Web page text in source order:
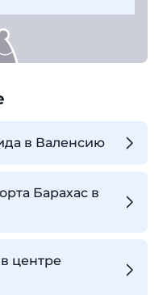
в Валенсию
Барахас в
центре